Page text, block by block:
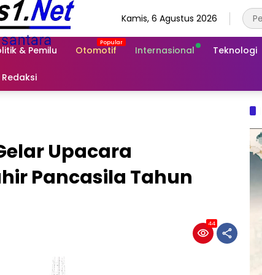
Kamis, 6 Agustus 2026
& Pemilu Otomotif Internasional Teknologi
Redaksi
Upacara
Pancasila Tahun
44